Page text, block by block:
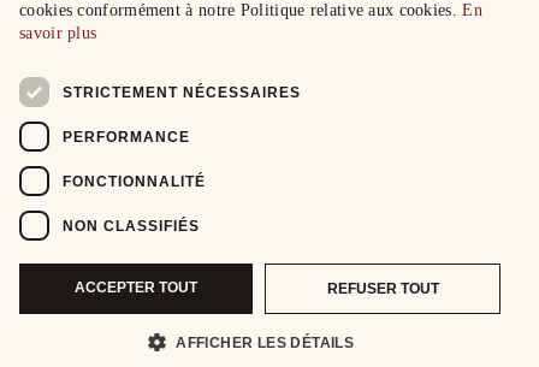
cookies conformément à notre Politique relative aux cookies.En
savoir plus
STRICTEMENT NÉCESSAIRES
PERFORMANCE
FONCTIONNALITÉ
NON CLASSIFIÉS
ACCEPTER TOUT REFUSER TOUT
AFFICHER LES DÉTAILS